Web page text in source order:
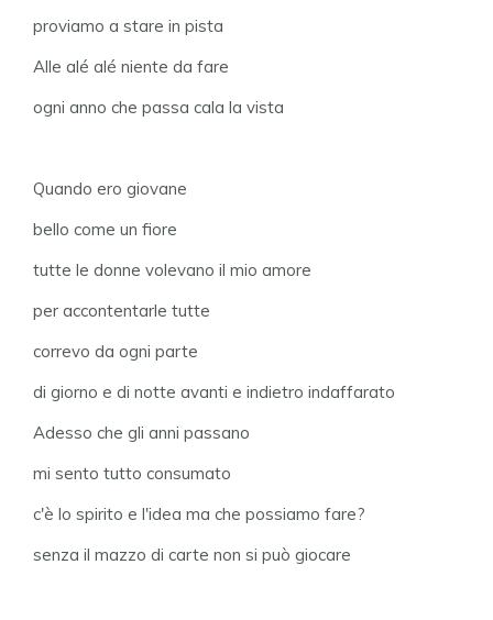
proviamo a stare in pista
Alle alé alé niente da fare
ogni anno che passa cala la vista
Quando ero giovane
bello come un fiore
tutte le donne volevano il mio amore
per accontentarle tutte
correvo da ogni parte
di giorno e di notte avanti e indietro indaffarato
Adesso che gli anni passano
mi sento tutto consumato
c'è lo spirito e l'idea ma che possiamo fare?
senza il mazzo di carte non si può giocare